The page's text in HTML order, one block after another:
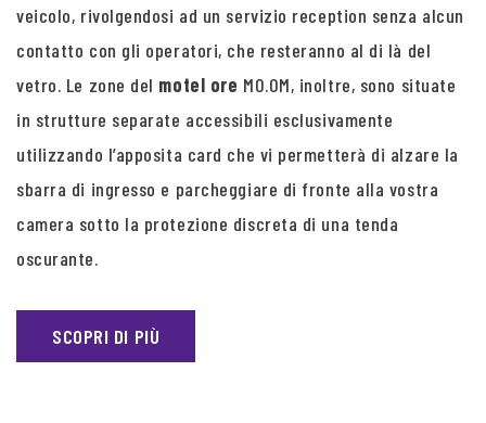
veicolo, rivolgendosi ad un servizio reception senza alcun
contatto con gli operatori, che resteranno al di là del
vetro. Le zone del motel ore MO.OM, inoltre, sono situate
in strutture separate accessibili esclusivamente
utilizzando l’apposita card che vi permetterà di alzare la
sbarra di ingresso e parcheggiare di fronte alla vostra
camera sotto la protezione discreta di una tenda
oscurante.
SCOPRI DI PIÙ